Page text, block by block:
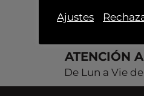
ATENCIÓN
De Lun a Vie
Ajustes